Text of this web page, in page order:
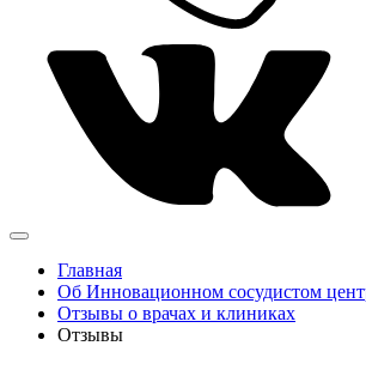
Главная
Об Инновационном сосудистом
Отзывы о врачах и клиниках
Отзывы